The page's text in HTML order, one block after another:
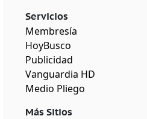
Servicios
Membresía
HoyBusco
Publicidad
Vanguardia HD
Medio Pliego
Más Sitios